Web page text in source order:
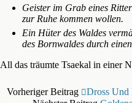
Geister im Grab eines
zur Ruhe kommen wollen.
Ein Hüter des Waldes
des Bornwaldes durch
All das träumte Tsaekal in einer
Vorheriger Beitrag
Dross Und